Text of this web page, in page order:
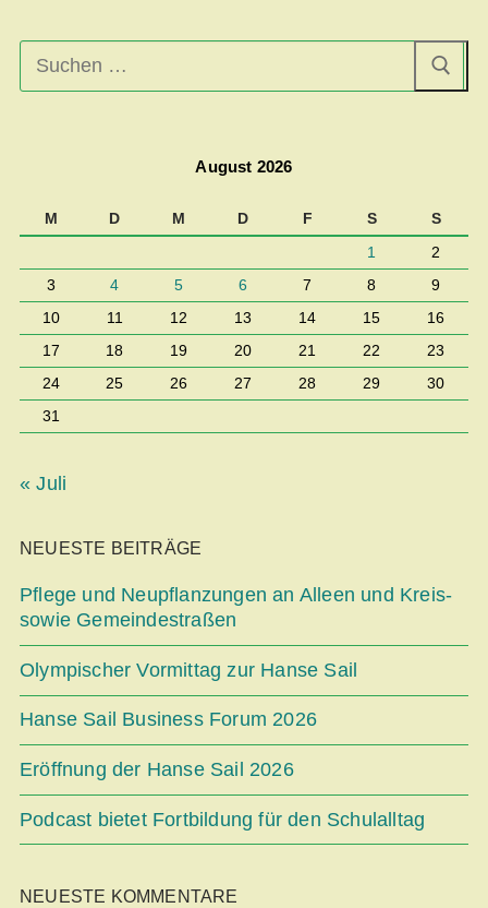
nach:
August 2026
M D M D F S S
1
2
3
4 5 6 7 8
9
10
11 12 13 14 15
16
17
18 19 20 21 22
23
24
25 26 27 28 29
30
31
« Juli
NEUESTE BEITRÄGE
Pflege und Neupflanzungen an Alleen und Kreis-
sowie Gemeindestraßen
Olympischer Vormittag zur Hanse Sail
Hanse Sail Business Forum 2026
Eröffnung der Hanse Sail 2026
Podcast bietet Fortbildung für den Schulalltag
NEUESTE KOMMENTARE